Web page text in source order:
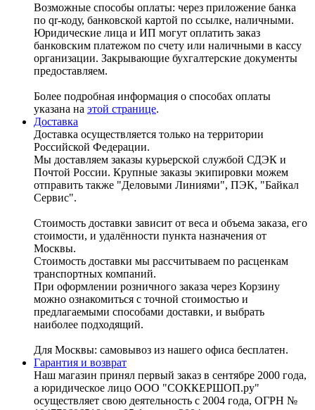
Возможные способы оплаты: через приложение банка
по qr-коду, банковской картой по ссылке, наличными.
Юридические лица и ИП могут оплатить заказ
банковским платежом по счету или наличными в кассу
организации. Закрывающие бухгалтерские документы
предоставляем.
Более подробная информация о способах оплаты
указана на этой странице.
Доставка
Доставка осуществляется только на территории
Российской Федерации.
Мы доставляем заказы курьерской службой СДЭК и
Почтой России. Крупные заказы экипировки можем
отправить также "Деловыми Линиями", ПЭК, "Байкал
Сервис".
Стоимость доставки зависит от веса и объема заказа, его
стоимости, и удалённости пункта назначения от
Москвы.
Стоимость доставки мы рассчитываем по расценкам
транспортных компаний.
При оформлении розничного заказа через Корзину
можно ознакомиться с точной стоимостью и
предлагаемыми способами доставки, и выбрать
наиболее подходящий.
Для Москвы: самовывоз из нашего офиса бесплатен.
Гарантия и возврат
Наш магазин принял первый заказ в сентябре 2000 года,
а юридическое лицо ООО "СОККЕРШОП.ру"
осуществляет свою деятельность с 2004 года, ОГРН №